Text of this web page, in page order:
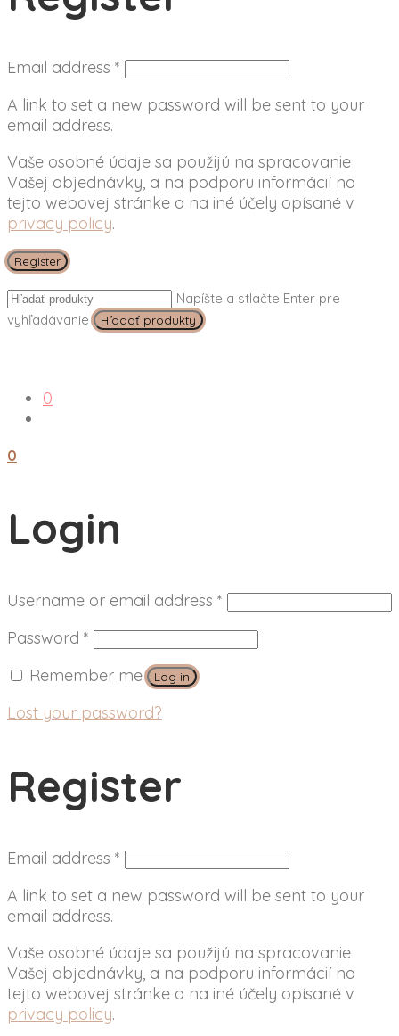
Email address *
A link to set a new password will be sent to your
email address.
Vaše osobné údaje sa použijú na spracovanie
Vašej objednávky, a na podporu informácií na
tejto webovej stránke a na iné účely opísané v
privacy policy.
Register
Napíšte a stlačte Enter pre
vyhľadávanie
0
0
Login
Username or email address *
Password *
Remember me
Log in
Lost your password?
Register
Email address *
A link to set a new password will be sent to your
email address.
Vaše osobné údaje sa použijú na spracovanie
Vašej objednávky, a na podporu informácií na
tejto webovej stránke a na iné účely opísané v
privacy policy.